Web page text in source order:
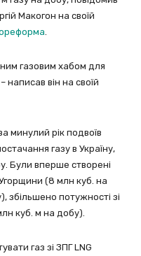
Макогон на своїй
.
газовим хабом для
написав він на своїй
минулий рік подвоїв
газу в Україну,
Були вперше створені
Угорщини (8 млн куб. на
збільшено потужності зі
куб. м на добу).
газ зі ЗПГ LNG